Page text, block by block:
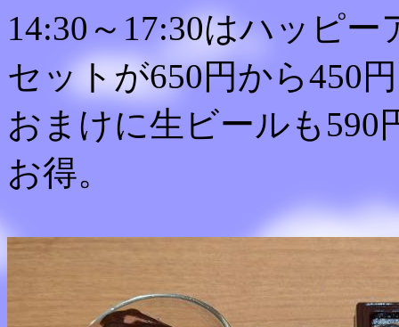
14:30～17:30はハッピ
セットが650円から450
おまけに生ビールも590
お得。